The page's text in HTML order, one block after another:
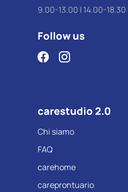
9.00-13.00 | 14.00-18.30
Follow us
carestudio 2.0
Chi siamo
FAQ
carehome
careprontuario